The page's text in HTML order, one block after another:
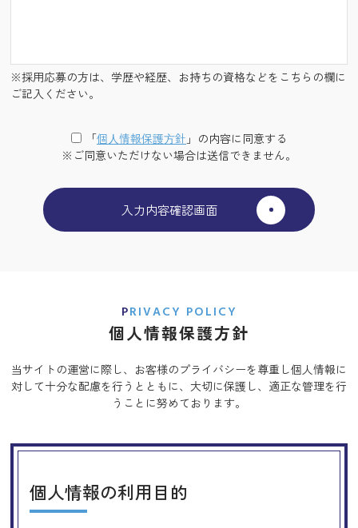
※採用応募の方は、学歴や経歴、お持ちの資格などをこちらの欄に
ご記入ください。
「個⼈情報保護⽅針 」の内容に同意する
※ご同意いただけない場合は送信できません。
PRIVACY POLICY
個人情報保護方針
当サイトの運営に際し、お客様のプライバシーを尊重し個人情報に
対して十分な配慮を行うとともに、 大切に保護し、適正な管理を行
うことに努めております。
個人情報の利用目的